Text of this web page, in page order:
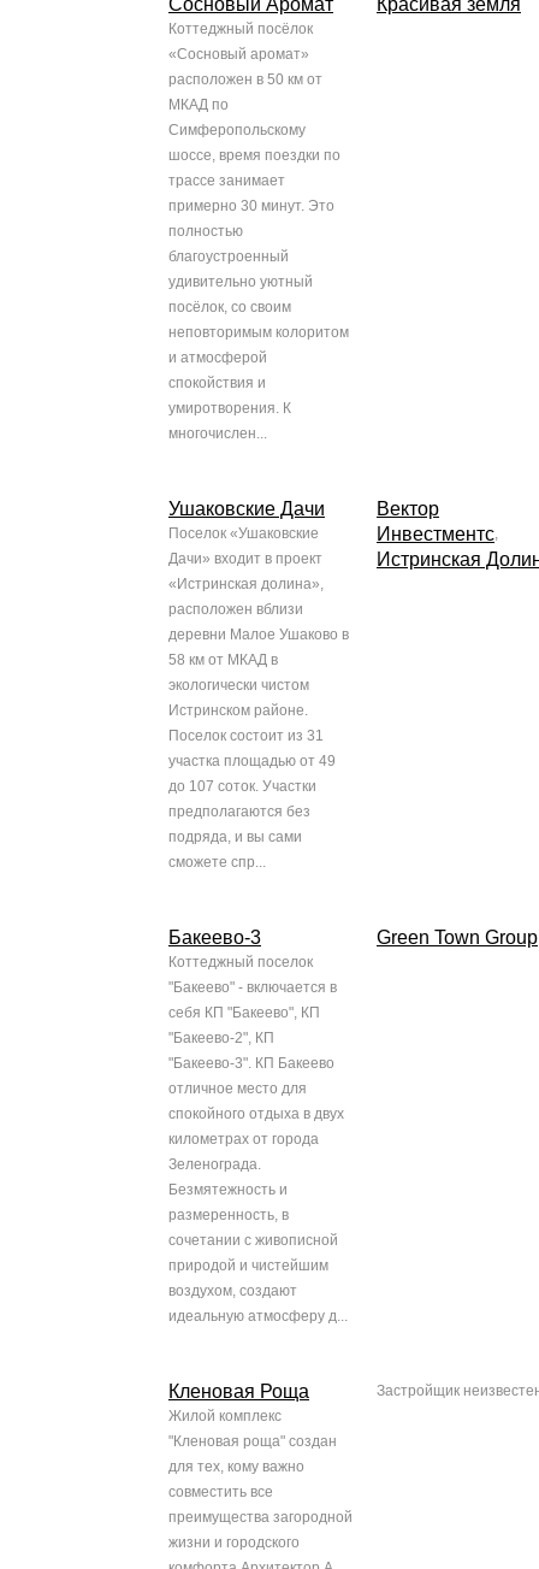
Сосновый Аромат
Коттеджный посёлок
«Сосновый аромат»
расположен в 50 км от
МКАД по
Симферопольскому
шоссе, время поездки по
трассе занимает
примерно 30 минут. Это
полностью
благоустроенный
удивительно уютный
посёлок, со своим
неповторимым колоритом
и атмосферой
спокойствия и
умиротворения. К
многочислен...
Красивая земля
Ушаковские Дачи
Поселок «Ушаковские
Дачи» входит в проект
«Истринская долина»,
расположен вблизи
деревни Малое Ушаково в
58 км от МКАД в
экологически чистом
Истринском районе.
Поселок состоит из 31
участка площадью от 49
до 107 соток. Участки
предполагаются без
подряда, и вы сами
сможете спр...
Вектор
Инвестментс,
Истринская
Бакеево-3
Коттеджный поселок
"Бакеево" - включается в
себя КП "Бакеево", КП
"Бакеево-2", КП
"Бакеево-3". КП Бакеево
отличное место для
спокойного отдыха в двух
километрах от города
Зеленограда.
Безмятежность и
размеренность, в
сочетании с живописной
природой и чистейшим
воздухом, создают
идеальную атмосферу д...
Green Town Group
Кленовая Роща
Жилой комплекс
"Кленовая роща" создан
для тех, кому важно
совместить все
преимущества загородной
жизни и городского
Застройщик